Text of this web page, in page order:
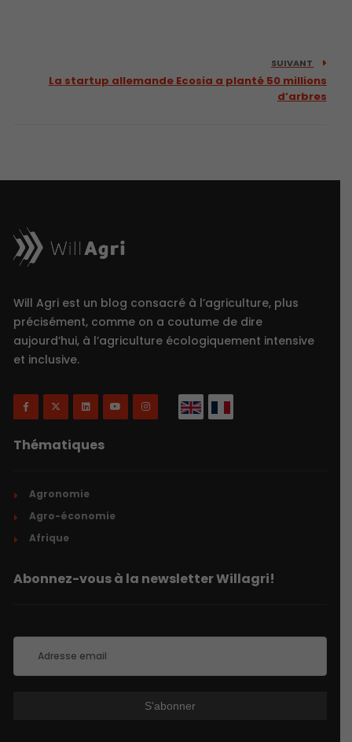
SUIVANT
La startup allemande Ecosia a planté 50 millions
d’arbres
Will Agri est un blog consacré à l’agriculture, plus
précisément, comme on a coutume de dire
aujourd’hui, à l’agriculture écologiquement intensive
et inclusive.
Thématiques
Agronomie
Agro-économie
Afrique
Abonnez-vous à la newsletter Willagri!